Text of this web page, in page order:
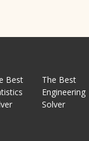
Best
The Best
Engineering
Solver